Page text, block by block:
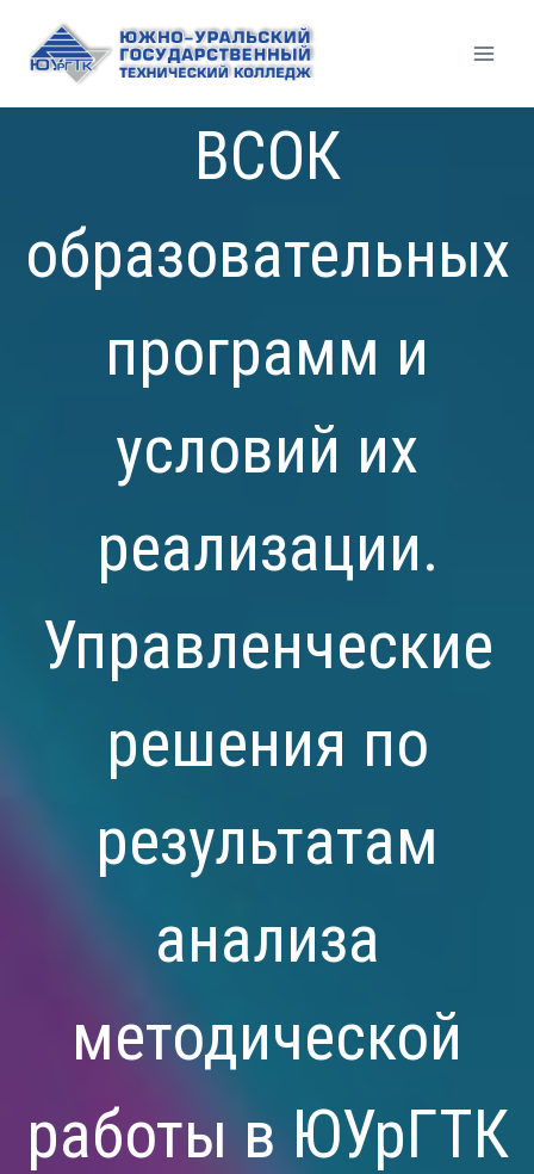
содержимому
ВСОК
образовательных
программ и
условий их
реализации.
Управленческие
решения по
результатам
анализа
методической
работы в ЮУрГТК